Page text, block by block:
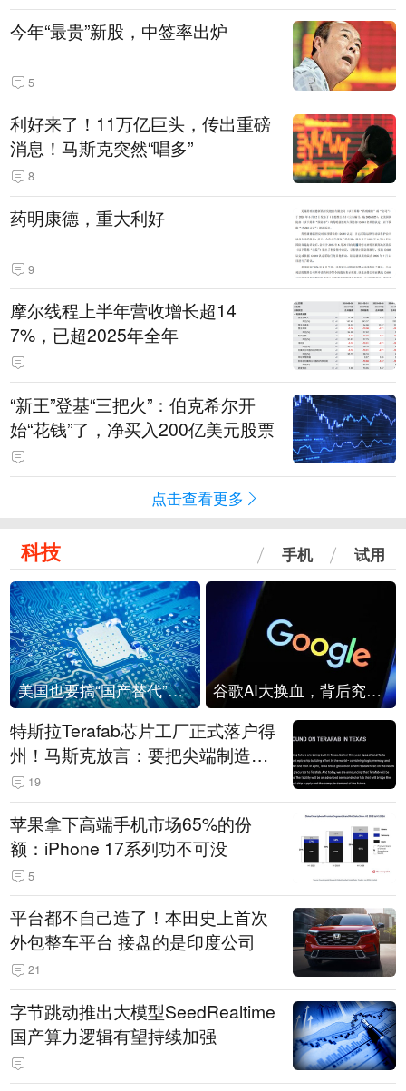
今年“最贵”新股，中签率出炉
5
利好来了！11万亿巨头，传出重磅
消息！马斯克突然“唱多”
8
药明康德，重大利好
9
摩尔线程上半年营收增长超14
7%，已超2025年全年
“新王”登基“三把火”：伯克希尔开
始“花钱”了，净买入200亿美元股票
点击查看更多
科技 手机 试用
美国也要搞“国产替代”？先算清三笔账 谷歌AI大换血，背后究竟发生了什么？
特斯拉Terafab芯片工厂正式落户得
州！马斯克放言：要把尖端制造带
回美国
19
苹果拿下高端手机市场65%的份
额：iPhone 17系列功不可没
5
平台都不自己造了！本田史上首次
外包整车平台 接盘的是印度公司
21
字节跳动推出大模型SeedRealtime
国产算力逻辑有望持续加强